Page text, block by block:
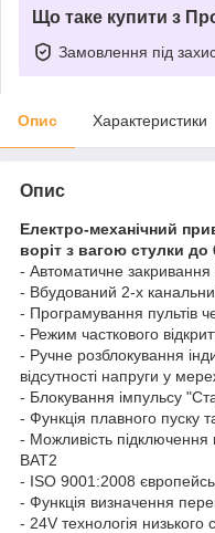
Що таке купити з
Замовлення під
Опис Характеристики
Опис
Електро-механічний
воріт з вагою стулки до
- Автоматичне закривання
- Вбудований 2-х
- Програмування пультів
- Режим часткового
- Ручне розблокування
відсутності напруги у
- Блокування імпульсу
- Функція плавного пуску
- Можливість підключення
BAT2
- ISO 9001:2008
- Функція визначення
- 24V технологія низького